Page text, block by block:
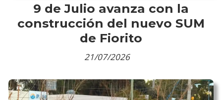
9 de Julio avanza con la
construcción del nuevo SUM
de Fiorito
21/07/2026